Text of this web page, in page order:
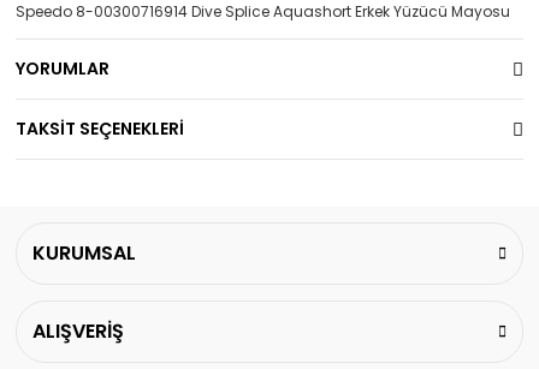
Speedo 8-00300716914 Dive Splice Aquashort Erkek Yüzücü Mayosu
YORUMLAR
TAKSİT SEÇENEKLERİ
KURUMSAL
ALIŞVERİŞ